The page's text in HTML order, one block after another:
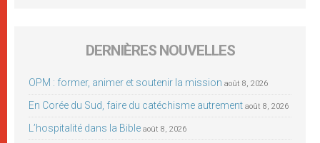
DERNIÈRES NOUVELLES
OPM : former, animer et soutenir la mission août 8, 2026
En Corée du Sud, faire du catéchisme autrement août 8, 2026
L’hospitalité dans la Bible août 8, 2026